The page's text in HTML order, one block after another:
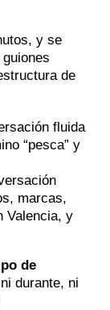
y se
de
fluida
“pesca” y
marcas,
Valencia, y
de
durante, ni